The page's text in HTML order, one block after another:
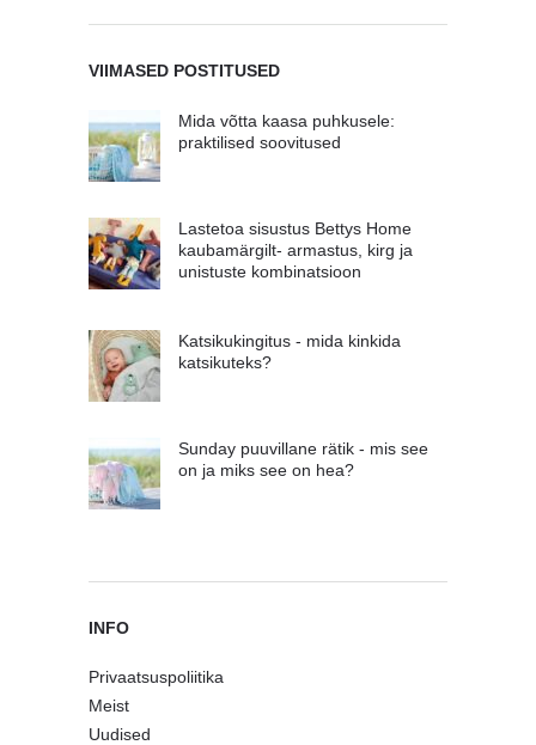
VIIMASED POSTITUSED
Mida võtta kaasa puhkusele:
praktilised soovitused
Lastetoa sisustus Bettys Home
kaubamärgilt- armastus, kirg ja
unistuste kombinatsioon
Katsikukingitus - mida kinkida
katsikuteks?
Sunday puuvillane rätik - mis see
on ja miks see on hea?
INFO
Privaatsuspoliitika
Meist
Uudised